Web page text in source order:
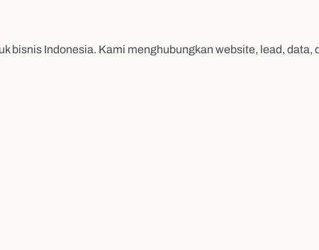
bisnis Indonesia. Kami menghubungkan website, lead,